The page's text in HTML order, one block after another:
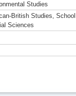
Studies
British Studies,
Sciences